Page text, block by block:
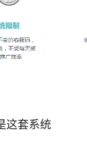
这套系统